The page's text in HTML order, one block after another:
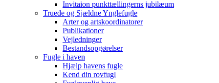
Invitaion punkttællingerns jubilæum
Truede og Sjældne Ynglefugle
Arter og artskoordinatorer
Publikationer
Vejledninger
Bestandsopgørelser
Fugle i haven
Hjælp havens fugle
Kend din rovfugl